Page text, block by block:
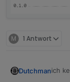
M 1 Antwort
Dutchmanich